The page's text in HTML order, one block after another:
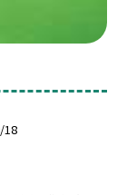
18